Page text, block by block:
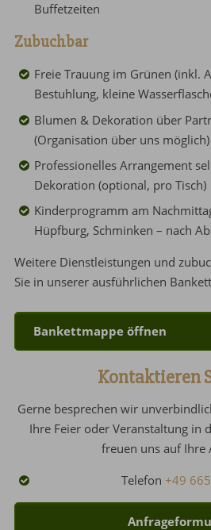
Buffetzeiten
Zubuchbar
Freie Trauung im Grünen (inkl.
Bestuhlung, kleine
Blumen & Dekoration über
(Organisation über uns möglich)
Professionelles Arrangement
Dekoration (optional, pro Tisch)
Kinderprogramm am
Hüpfburg, Schminken – nach
Weitere Dienstleistungen und
Sie in unserer ausführlichen
Bankettmappe öffnen
Kontaktieren
Gerne besprechen wir
Ihre Feier oder Veranstaltung in
freuen uns auf Ihre
Telefon +49